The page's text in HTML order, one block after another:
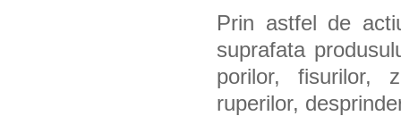
Prin astfel de
suprafata
porilor, fisurilor,
ruperilor,